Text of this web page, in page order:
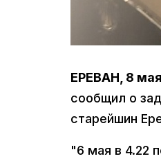
ЕРЕВАН, 8
сообщил о
старейшин
"6 мая в 4.22